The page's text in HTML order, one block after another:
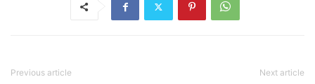
Previous article Next article